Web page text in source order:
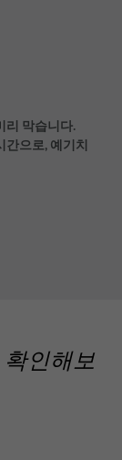
리 막습니다.
간으로, 예기치
확인해보